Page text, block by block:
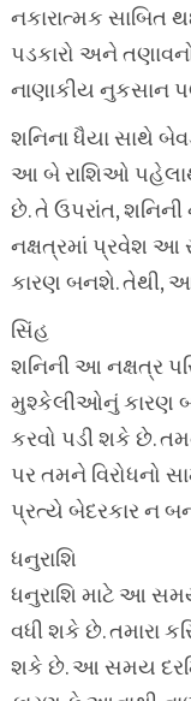
નકારાત્મક સાબિત
પડકારો અને
નાણાકીય નુકસાન
શનિના ધૈયા સાથે
આ બે રાશિઓ
છે. તે ઉપરાંત, શનિની
નક્ષત્રમાં પ્રવેશ આ
કારણ બનશે. તેથી,
સિંહ
શનિની આ નક્ષત્ર
મુશ્કેલીઓનું કારણ
કરવો પડી શકે છે.
પર તમને વિરોધનો
પ્રત્યે બેદરકાર ન
ધનુરાશિ
ધનુરાશિ માટે આ
વધી શકે છે. તમારા
શકે છે. આ સમય